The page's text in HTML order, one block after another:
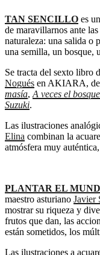
TAN SENCILLO es
de maravillarnos ante
naturaleza: una salida o
una semilla, un
Se tracta del sexto libro
Nogués en AKIARA,
masía, A veces el
Suzuki.
Las ilustraciones
Elina combinan la
atmósfera muy
PLANTAR EL
maestro asturiano Javier
mostrar su riqueza y
frutos que dan, las
están sometidos, los
Las ilustraciones a